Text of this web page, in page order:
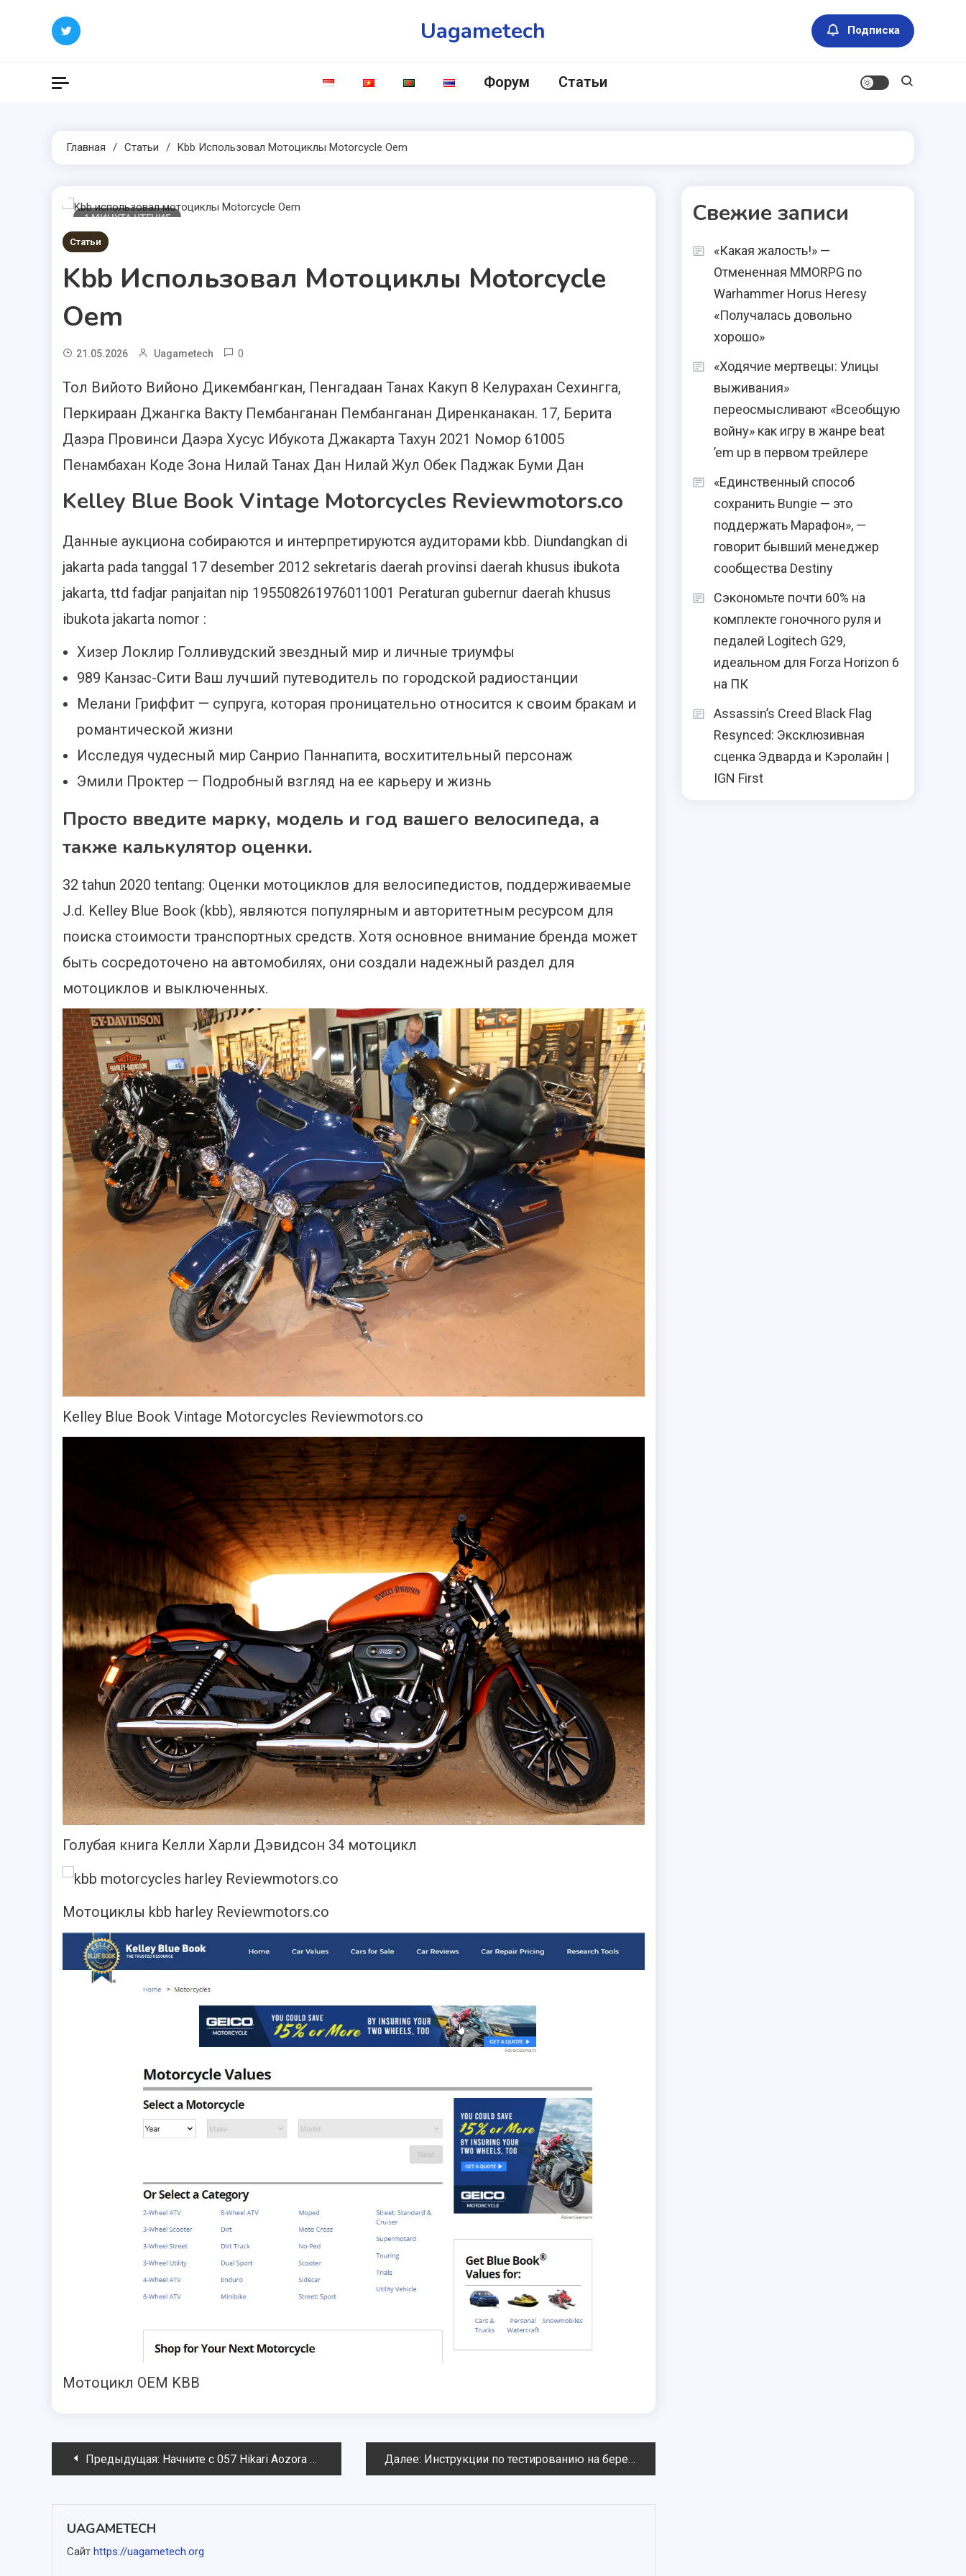
содержимому
Uagametech Подписка
Форум Статьи
Главная Статьи Kbb Использовал Мотоциклы Motorcycle Oem
1 МИНУТА ЧТЕНИЕ
Статьи
Kbb Использовал Мотоциклы Motorcycle
Oem
21.05.2026 Uagametech 0
Тол Вийото Вийоно Дикембангкан, Пенгадаан Танах Какуп 8 Келурахан Сехингга,
Перкираан Джангка Вакту Пембанганан Пембанганан Диренканакан. 17, Берита
Даэра Провинси Даэра Хусус Ибукота Джакарта Тахун 2021 Noмор 61005
Пенамбахан Коде Зона Нилай Танах Дан Нилай Жул Обек Паджак Буми Дан
Kelley Blue Book Vintage Motorcycles Reviewmotors.co
Данные аукциона собираются и интерпретируются аудиторами kbb. Diundangkan di
jakarta pada tanggal 17 desember 2012 sekretaris daerah provinsi daerah khusus ibukota
jakarta, ttd fadjar panjaitan nip 195508261976011001 Peraturan gubernur daerah khusus
ibukota jakarta nomor :
Хизер Локлир Голливудский звездный мир и личные триумфы
989 Канзас-Сити Ваш лучший путеводитель по городской радиостанции
Мелани Гриффит — супруга, которая проницательно относится к своим бракам и
романтической жизни
Исследуя чудесный мир Санрио Паннапита, восхитительный персонаж
Эмили Проктер — Подробный взгляд на ее карьеру и жизнь
Просто введите марку, модель и год вашего велосипеда, а
также калькулятор оценки.
32 tahun 2020 tentang: Оценки мотоциклов для велосипедистов, поддерживаемые
J.d. Kelley Blue Book (kbb), являются популярным и авторитетным ресурсом для
поиска стоимости транспортных средств. Хотя основное внимание бренда может
быть сосредоточено на автомобилях, они создали надежный раздел для
мотоциклов и выключенных.
Kelley Blue Book Vintage Motorcycles Reviewmotors.co
Голубая книга Келли Харли Дэвидсон 34 мотоцикл
Мотоциклы kbb harley Reviewmotors.co
Мотоцикл OEM KBB
Навигация
записям
Предыдущая: Начните с 057 Hikari Aozora ⁇ ⁇ ⁇ Graphis Gals «Happy Smile!» Vol 02 3600000 Beauty Далее: Инструкции по тестированию на беременность на дереве доллара, которые вы узнаете, прежде чем купить
UAGAMETECH
Сайт https://uagametech.org
Свежие записи
«Какая жалость!» —
Отмененная MMORPG по
Warhammer Horus Heresy
«Получалась довольно
хорошо»
«Ходячие мертвецы: Улицы
выживания»
переосмысливают «Всеобщую
войну» как игру в жанре beat
’em up в первом трейлере
«Единственный способ
сохранить Bungie — это
поддержать Марафон», —
говорит бывший менеджер
сообщества Destiny
Сэкономьте почти 60% на
комплекте гоночного руля и
педалей Logitech G29,
идеальном для Forza Horizon 6
на ПК
Assassin’s Creed Black Flag
Resynced: Эксклюзивная
сценка Эдварда и Кэролайн |
IGN First